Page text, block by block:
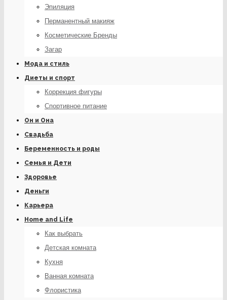
Эпиляция
Перманентный макияж
Косметические Бренды
Загар
Мода и стиль
Диеты и спорт
Коррекция фигуры
Спортивное питание
Он и Она
Свадьба
Беременность и роды
Семья и Дети
Здоровье
Деньги
Карьера
Home and Life
Как выбрать
Детская комната
Кухня
Ванная комната
Флористика